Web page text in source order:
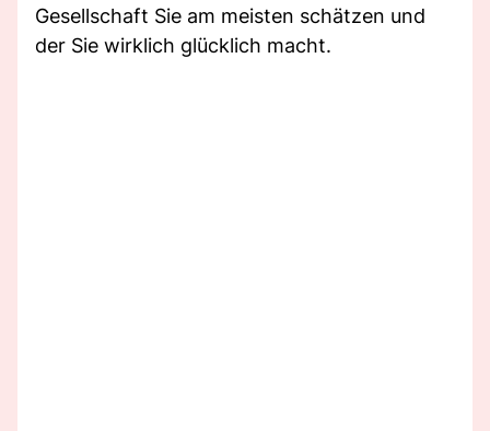
Gesellschaft Sie am meisten schätzen und
der Sie wirklich glücklich macht.